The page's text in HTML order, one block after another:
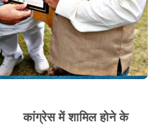
कांग्रेस में शामिल होने के